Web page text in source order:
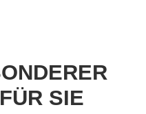
SIE